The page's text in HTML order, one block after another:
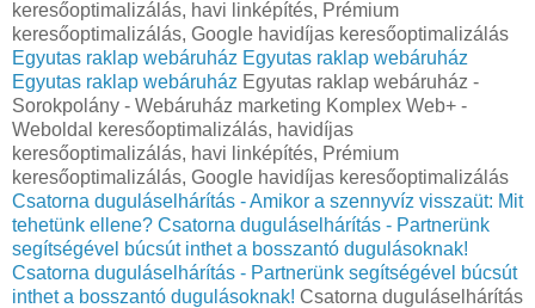
keresőoptimalizálás, havi linképítés, Prémium
keresőoptimalizálás, Google havidíjas keresőoptimalizálás
Egyutas raklap webáruház Egyutas raklap webáruház
Egyutas raklap webáruház Egyutas raklap webáruház -
Sorokpolány - Webáruház marketing Komplex Web+ -
Weboldal keresőoptimalizálás, havidíjas
keresőoptimalizálás, havi linképítés, Prémium
keresőoptimalizálás, Google havidíjas keresőoptimalizálás
Csatorna duguláselhárítás - Amikor a szennyvíz visszaüt: Mit
tehetünk ellene? Csatorna duguláselhárítás - Partnerünk
segítségével búcsút inthet a bosszantó dugulásoknak!
Csatorna duguláselhárítás - Partnerünk segítségével búcsút
inthet a bosszantó dugulásoknak! Csatorna duguláselhárítás